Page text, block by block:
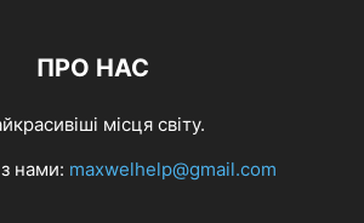
ПРО НАС
місця світу.
нами: maxwelhelp@gmail.com